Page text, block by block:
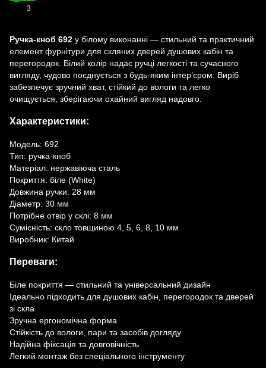
3
Ручка-кноб 692 у білому виконанні — стильний та практичний
елемент фурнітури для скляних дверей душових кабін та
перегородок. Білий колір надає ручці легкості та сучасного
вигляду, чудово поєднується з будь-яким інтер’єром. Виріб
забезпечує зручний хват, стійкий до вологи та легко
очищується, зберігаючи охайний вигляд надовго.
Характеристики:
Модель: 692
Тип: ручка-кноб
Матеріал: нержавіюча сталь
Покриття: біле (White)
Довжина ручки: 28 мм
Діаметр: 30 мм
Потрібне отвір у склі: 8 мм
Сумісність: скло товщиною 4, 5, 6, 8, 10 мм
Виробник: Китай
Переваги:
Біле покриття — стильний та універсальний дизайн
Ідеально підходить для душових кабін, перегородок та дверей
зі скла
Зручна ергономічна форма
Стійкість до вологи, пари та засобів догляду
Надійна фіксація та довговічність
Легкий монтаж без спеціального інструменту